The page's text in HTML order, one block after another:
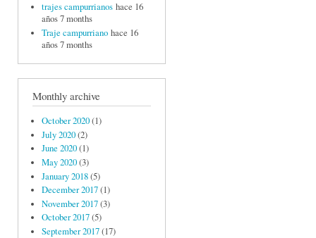
trajes campurrianos hace 16
años 7 months
Traje campurriano hace 16
años 7 months
Monthly archive
October 2020(1)
July 2020(2)
June 2020(1)
May 2020(3)
January 2018(5)
December 2017(1)
November 2017(3)
October 2017(5)
September 2017(17)